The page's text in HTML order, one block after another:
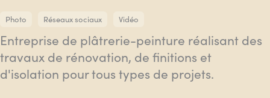
Photo Réseaux sociaux Vidéo
Entreprise de plâtrerie-peinture réalisant des
travaux de rénovation, de finitions et
d'isolation pour tous types de projets.